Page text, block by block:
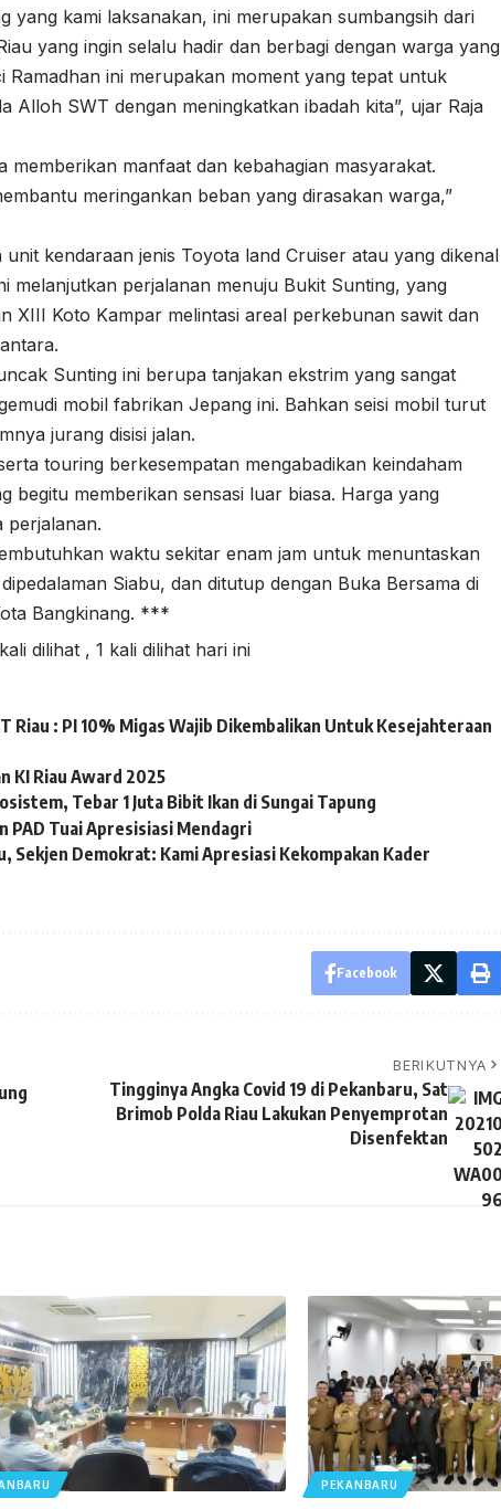
yang kami laksanakan, ini merupakan sumbangsih dari
yang ingin selalu hadir dan berbagi dengan warga yang
ini merupakan moment yang tepat untuk
Alloh SWT dengan meningkatkan ibadah kita”, ujar Raja
memberikan manfaat dan kebahagian masyarakat.
meringankan beban yang dirasakan warga,”
kendaraan jenis Toyota land Cruiser atau yang dikenal
melanjutkan perjalanan menuju Bukit Sunting, yang
XIII Koto Kampar melintasi areal perkebunan sawit dan
Sunting ini berupa tanjakan ekstrim yang sangat
mobil fabrikan Jepang ini. Bahkan seisi mobil turut
jurang disisi jalan.
touring berkesempatan mengabadikan keindaham
begitu memberikan sensasi luar biasa. Harga yang
perjalanan.
waktu sekitar enam jam untuk menuntaskan
Siabu, dan ditutup dengan Buka Bersama di
Bangkinang. ***
dilihat , 1 kali dilihat hari ini
Riau : PI 10% Migas Wajib Dikembalikan Untuk Kesejahteraan
KI Riau Award 2025
Tebar 1 Juta Bibit Ikan di Sungai Tapung
Tuai Apresisiasi Mendagri
Sekjen Demokrat: Kami Apresiasi Kekompakan Kader
Facebook
BERIKUTNYA
Tingginya Angka Covid 19 di Pekanbaru, Sat
Brimob Polda Riau Lakukan Penyemprotan
Disenfektan
PEKANBARU